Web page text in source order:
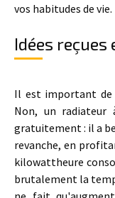
vos habitudes de vie.
Idées
Il est important de
Non, un radiateur
gratuitement : il a
revanche, en
kilowattheure
brutalement la